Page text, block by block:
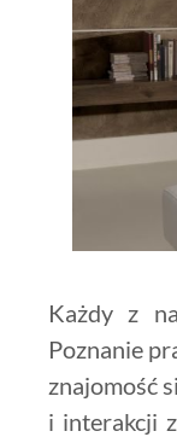
Każdy z
Poznanie
znajomość
i interakcji